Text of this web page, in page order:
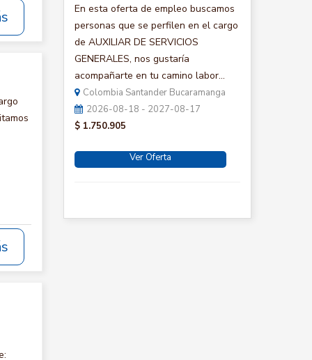
En esta oferta de empleo buscamos
personas que se perfilen en el cargo
de AUXILIAR DE SERVICIOS
GENERALES, nos gustaría
acompañarte en tu camino labor...
Colombia Santander Bucaramanga
2026-08-18 - 2027-08-17
$ 1.750.905
Ver Oferta